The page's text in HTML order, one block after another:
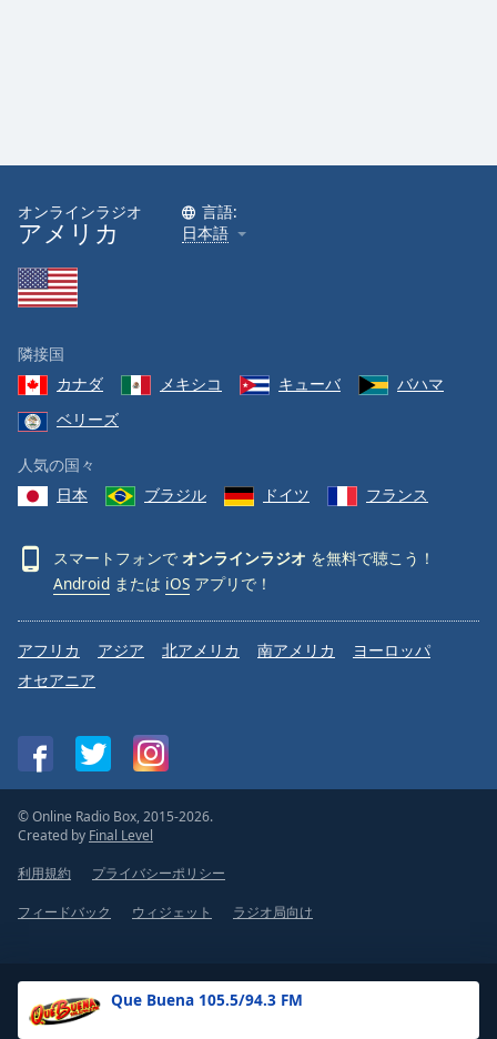
Que Buena 105.5/94.3 FM
オンラインラジオ
アメリカ
言語:
日本語
隣接国
カナダ
メキシコ キューバ
バハマ
ベリーズ
人気の国々
日本
ブラジル ドイツ フランス
スマートフォンで オンラインラジオ を無料で聴こう！
Android または iOS アプリで！
アフリカ アジア 北アメリカ 南アメリカ
ヨーロッパ
オセアニア
© Online Radio Box, 2015-2026.
Created by Final Level
利用規約
プライバシーポリシー
フィードバック ウィジェット ラジオ局向け